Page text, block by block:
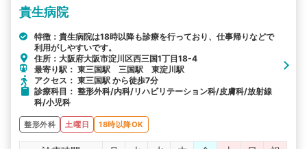
貴生病院
特徴：貴生病院は18時以降も診療を行っており、仕事帰りなどで
利用がしやすいです。
住所：大阪府大阪市淀川区西三国1丁目18-4
最寄り駅： 東三国駅 三国駅 東淀川駅
アクセス： 東三国駅 から徒歩7分
診療科目： 整形外科/内科/リハビリテーション科/皮膚科/放射線
科/小児科
整形外科 土曜日 18時以降OK